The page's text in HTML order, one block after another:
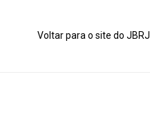
Voltar para o site do JBRJ